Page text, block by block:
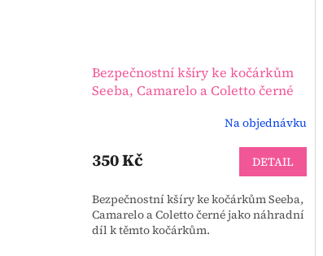
Bezpečnostní kšíry ke kočárkům
Seeba, Camarelo a Coletto černé
produktu
je
z
5
hvězdiček.
Na objednávku
350 Kč DETAIL
Bezpečnostní kšíry ke kočárkům Seeba,
Camarelo a Coletto černé jako náhradní
díl k těmto kočárkům.